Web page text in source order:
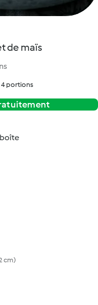
de maïs
4 portions
boîte
cm)